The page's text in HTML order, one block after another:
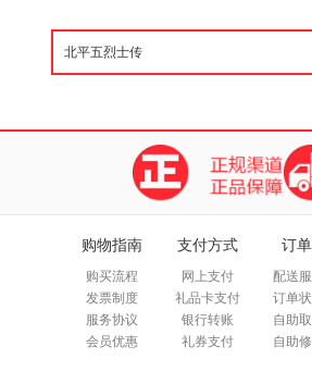
购物指南
购买流程
发票制度
服务协议
会员优惠
支付方式
网上支付
礼品卡支付
银行转账
礼券支付
订
配送
订单
自助
自助